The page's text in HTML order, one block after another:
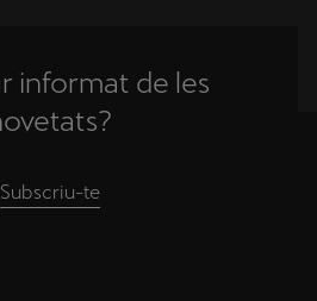
informat de les
Subscriu-te